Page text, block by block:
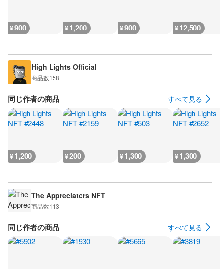
¥900 ¥1,200 ¥900 ¥12,500
High Lights Official
商品数158
同じ作者の商品 すべて見る
¥1,200 ¥200 ¥1,300 ¥1,300
The Appreciators NFT
商品数113
同じ作者の商品 すべて見る